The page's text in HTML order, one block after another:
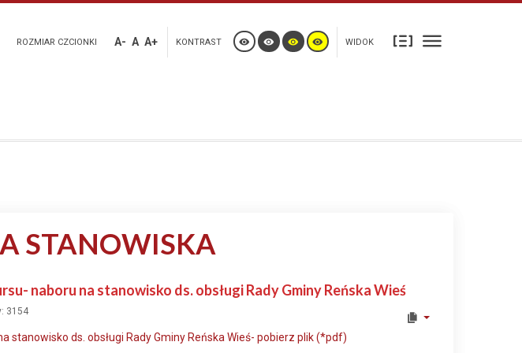
ROZMIAR CZCIONKI A- A A+ KONTRAST WIDOK
STANOWISKA
naboru na stanowisko ds. obsługi Rady Gminy Reńska Wieś
3154
ds. obsługi Rady Gminy Reńska Wieś- pobierz plik (*pdf)